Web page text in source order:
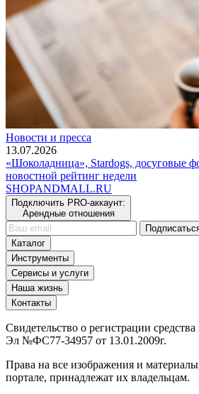
Новости и пресса
13.07.2026
«Шоколадница», Stardogs, досуговые
новостной рейтинг недели
SHOPANDMALL.RU
Подключить PRO-аккаунт:
Арендные отношения
Каталог
Инструменты
Сервисы и услуги
Наша жизнь
Контакты
Свидетельство о регистрации
Эл №ФС77-34957 от 13.01.2009г.
Права на все изображения и
портале, принадлежат их владельцам.